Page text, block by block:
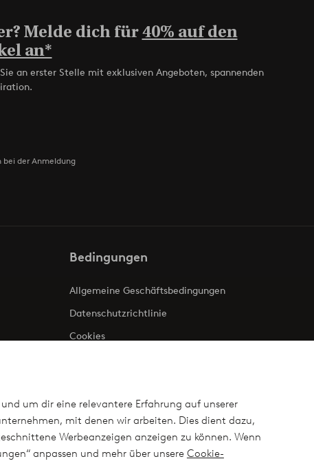
um dir eine relevantere Erfahrung auf unserer
mit denen wir arbeiten. Dies dient dazu,
Werbeanzeigen anzeigen zu können. Wenn
anpassen und mehr über unsere Cookie-
Melde dich für40% auf den
an*
an erster Stelle mit exklusiven Angeboten, spannenden
bei der Anmeldung
Bedingungen
Allgemeine Geschäftsbedingungen
Datenschutzrichtlinie
Cookies